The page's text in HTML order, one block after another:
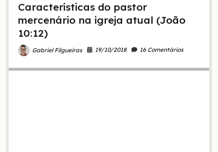
Características do pastor
mercenário na igreja atual (João
10:12)
Gabriel Filgueiras 19/10/2018 16 Comentários